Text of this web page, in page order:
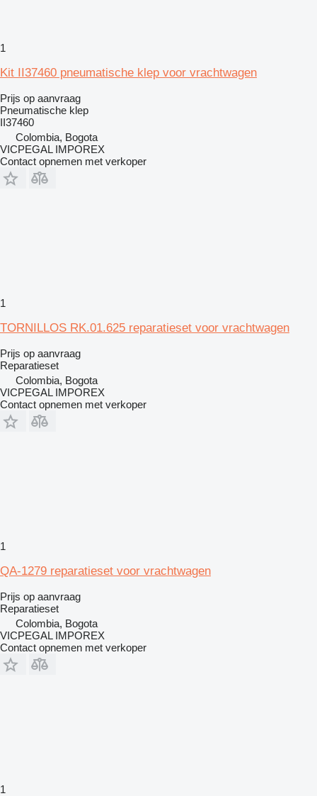
1
Kit II37460 pneumatische klep voor vrachtwagen
Prijs op aanvraag
Pneumatische klep
II37460
Colombia, Bogota
VICPEGAL IMPOREX
Contact opnemen met verkoper
1
TORNILLOS RK.01.625 reparatieset voor vrachtwagen
Prijs op aanvraag
Reparatieset
Colombia, Bogota
VICPEGAL IMPOREX
Contact opnemen met verkoper
1
QA-1279 reparatieset voor vrachtwagen
Prijs op aanvraag
Reparatieset
Colombia, Bogota
VICPEGAL IMPOREX
Contact opnemen met verkoper
1